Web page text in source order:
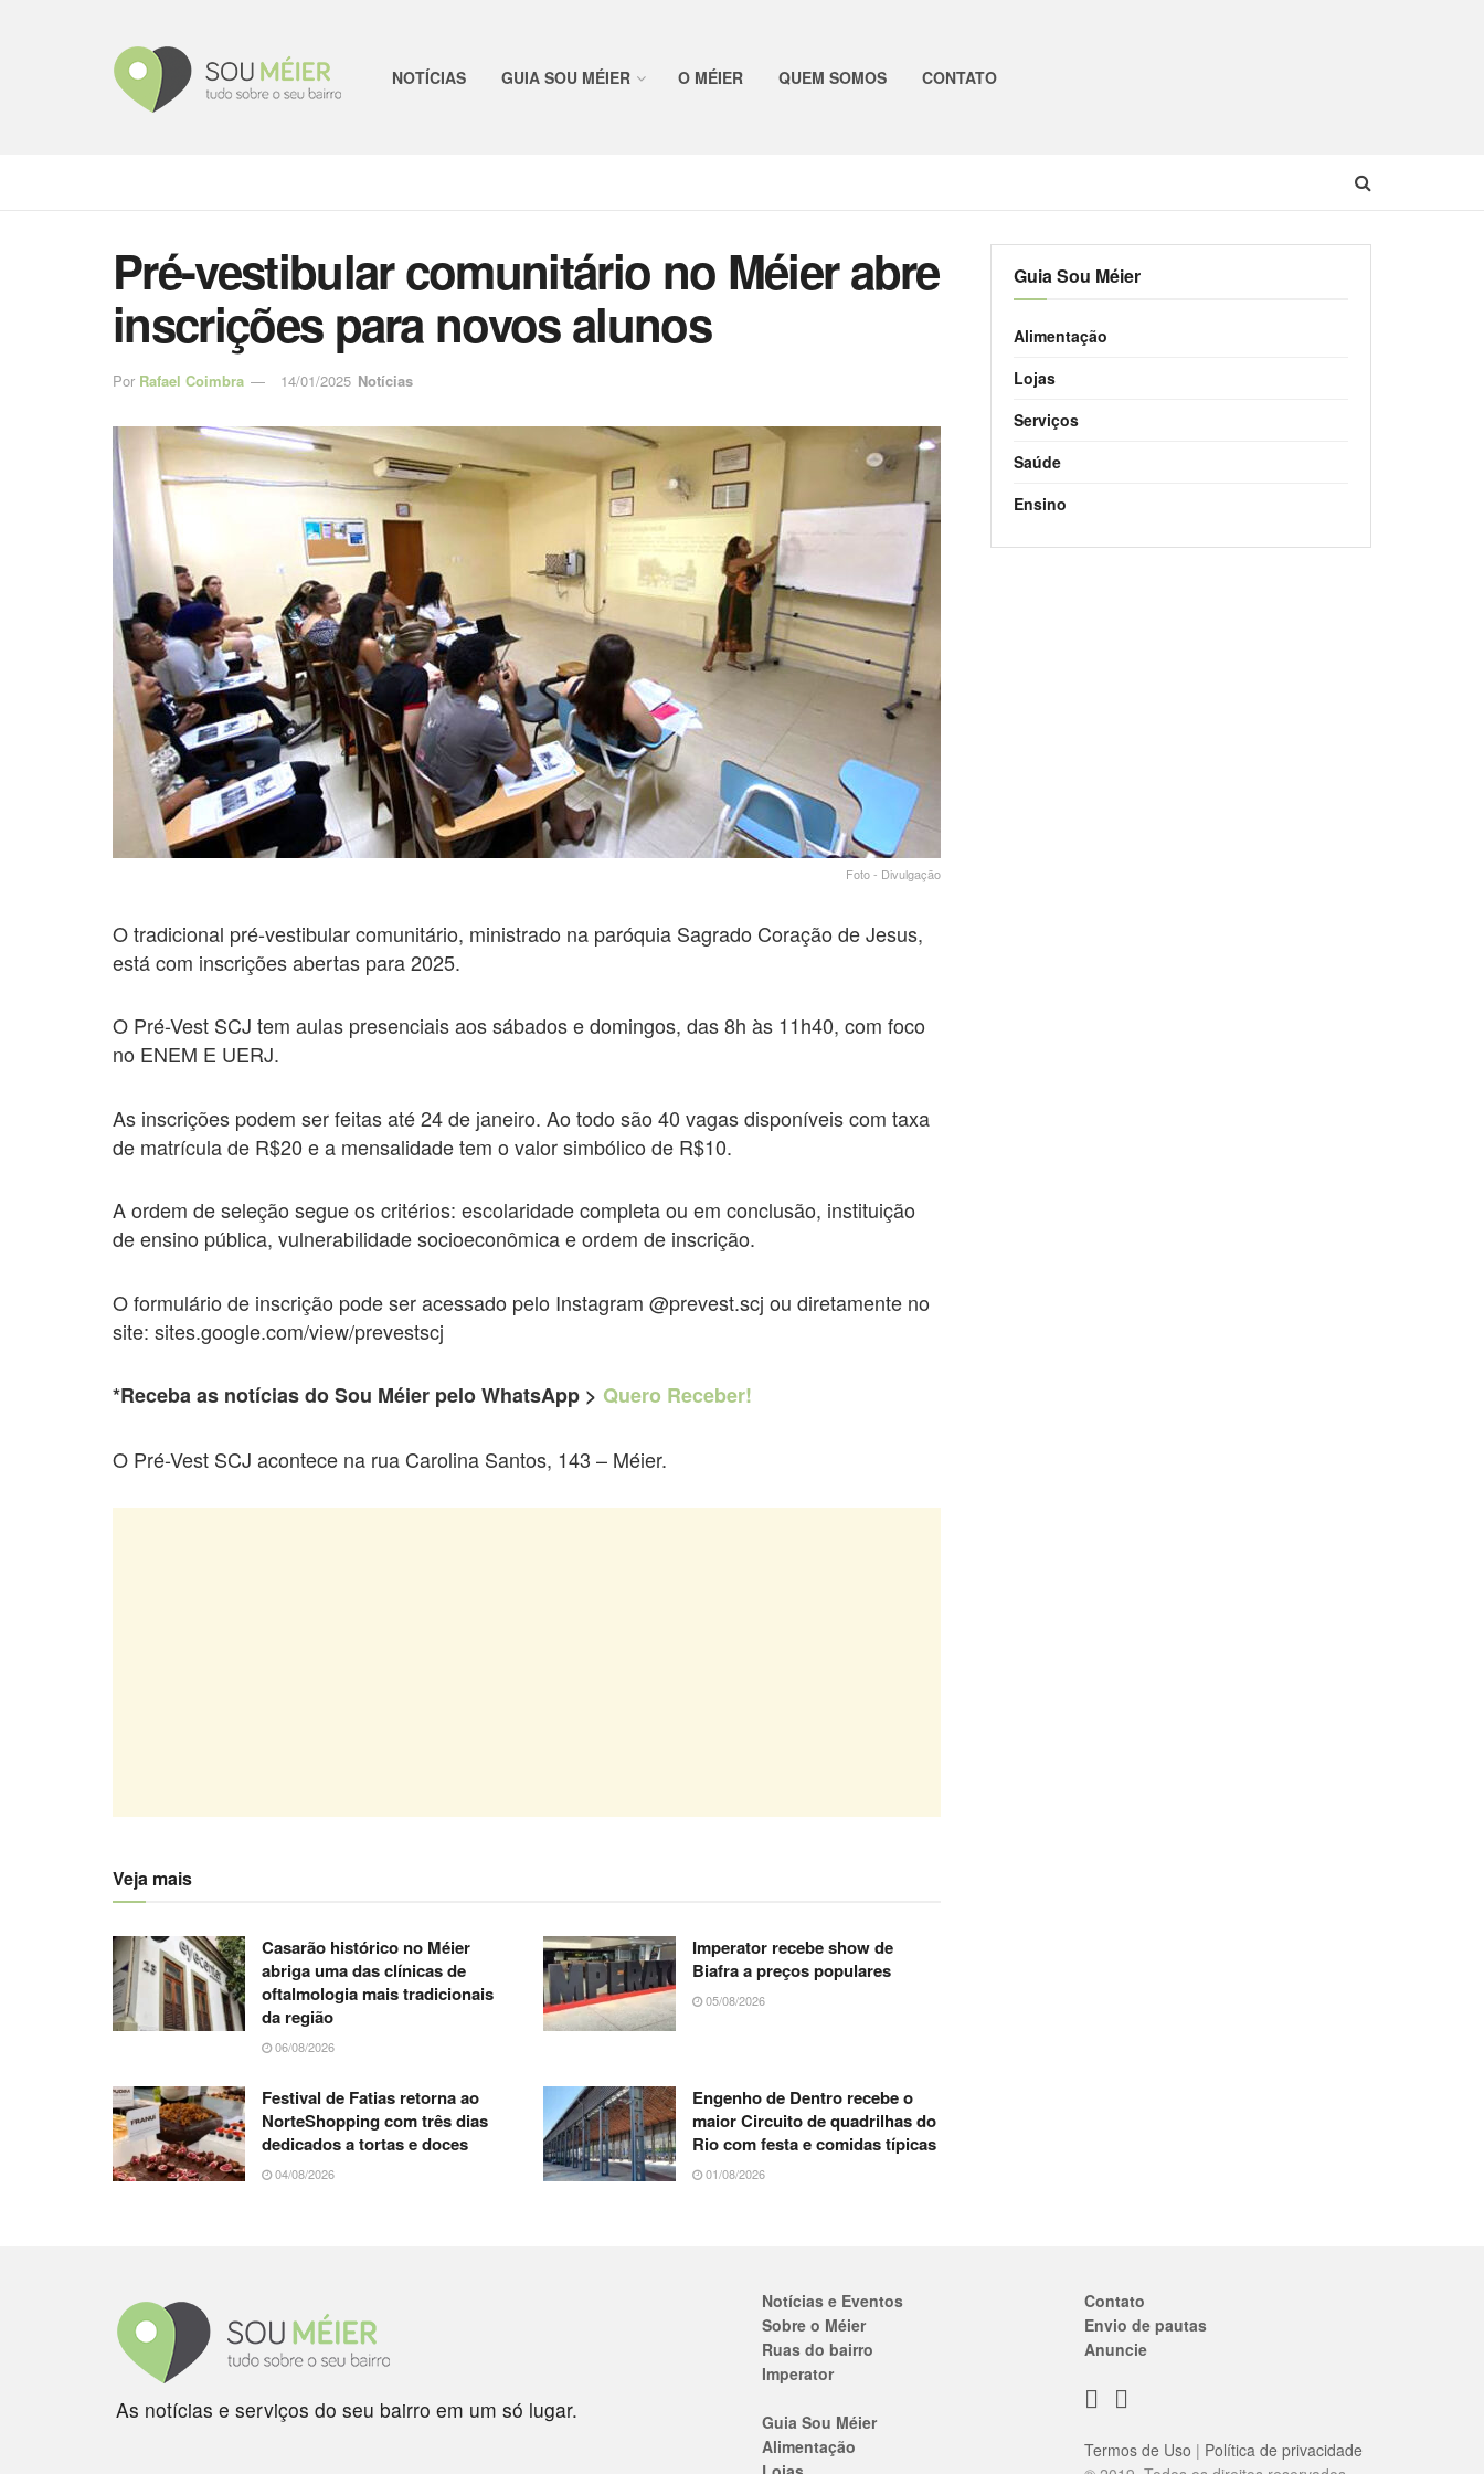
NOTÍCIAS GUIA SOU MÉIER O MÉIER QUEM SOMOS CONTATO
Pré-vestibular comunitário no Méier abre
inscrições para novos alunos
Por Rafael Coimbra 14/01/2025 Notícias
Foto - Divulgação
O tradicional pré-vestibular comunitário, ministrado na paróquia Sagrado Coração de Jesus,
está com inscrições abertas para 2025.
O Pré-Vest SCJ tem aulas presenciais aos sábados e domingos, das 8h às 11h40, com foco
no ENEM E UERJ.
As inscrições podem ser feitas até 24 de janeiro. Ao todo são 40 vagas disponíveis com taxa
de matrícula de R$20 e a mensalidade tem o valor simbólico de R$10.
A ordem de seleção segue os critérios: escolaridade completa ou em conclusão, instituição
de ensino pública, vulnerabilidade socioeconômica e ordem de inscrição.
O formulário de inscrição pode ser acessado pelo Instagram @prevest.scj ou diretamente no
site: sites.google.com/view/prevestscj
*Receba as notícias do Sou Méier pelo WhatsApp > Quero Receber!
O Pré-Vest SCJ acontece na rua Carolina Santos, 143 – Méier.
Veja mais
Casarão histórico no Méier
abriga uma das clínicas de
oftalmologia mais tradicionais
da região
06/08/2026
Imperator recebe show de
Biafra a preços populares
05/08/2026
Festival de Fatias retorna ao
NorteShopping com três dias
dedicados a tortas e doces
04/08/2026
Engenho de Dentro recebe o
maior Circuito de quadrilhas do
Rio com festa e comidas típicas
01/08/2026
Guia Sou Méier
Alimentação
Lojas
Serviços
Saúde
Ensino
As notícias e serviços do seu bairro em um só lugar.
Notícias e Eventos
Sobre o Méier
Ruas do bairro
Imperator
Guia Sou Méier
Alimentação
Contato
Envio de pautas
Anuncie
Termos de Uso | Política de privacidade